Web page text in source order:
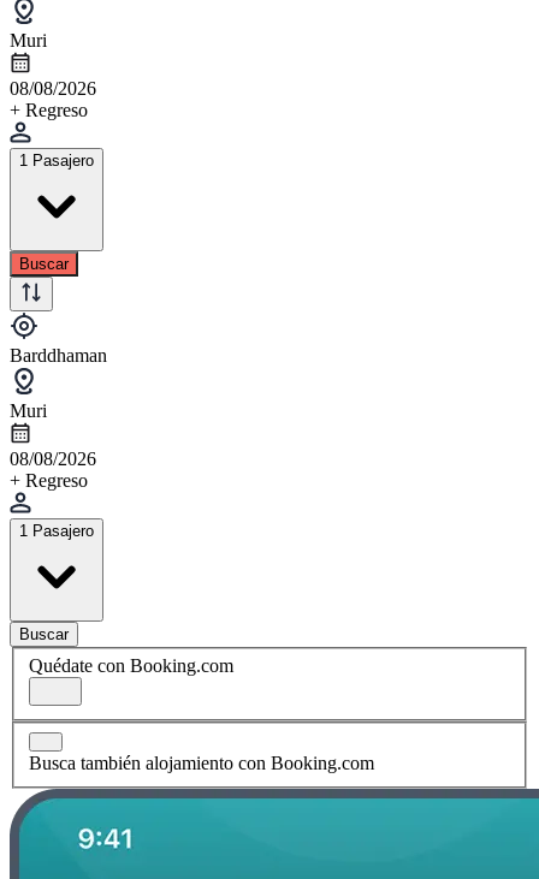
Muri
08/08/2026
+ Regreso
1 Pasajero
Buscar
Barddhaman
Muri
08/08/2026
+ Regreso
1 Pasajero
Buscar
Quédate con Booking.com
Busca también alojamiento con Booking.com